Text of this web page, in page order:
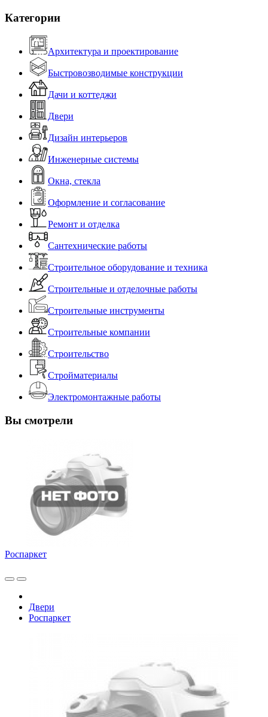
Категории
Архитектура и проектирование
Быстровозводимые конструкции
Дачи и коттеджи
Двери
Дизайн интерьеров
Инженерные системы
Окна, стекла
Оформление и согласование
Ремонт и отделка
Сантехнические работы
Строительное оборудование и техника
Строительные и отделочные работы
Строительные инструменты
Строительные компании
Строительство
Стройматериалы
Электромонтажные работы
Вы смотрели
Роспаркет
Двери
Роспаркет